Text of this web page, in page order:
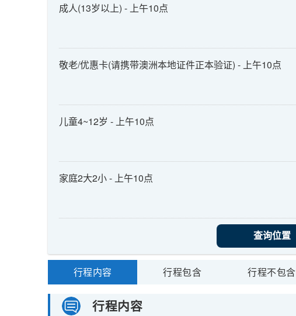
成人(13岁以上) - 上午10点
敬老/优惠卡(请携带澳洲本地证件正本验证) - 上午10点
儿童4~12岁 - 上午10点
家庭2大2小 - 上午10点
查询位置
行程内容 行程包含 行程不包含
行程内容